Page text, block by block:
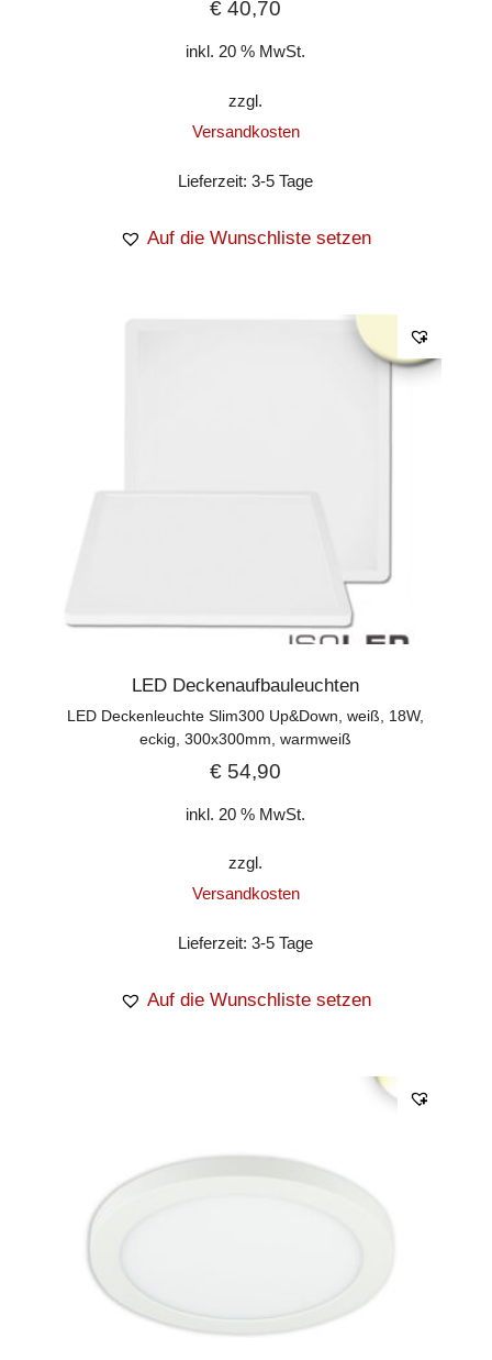
€ 40,70
inkl. 20 % MwSt.
zzgl.
Versandkosten
Lieferzeit:3-5 Tage
Auf die Wunschliste setzen
LED Deckenaufbauleuchten
LED Deckenleuchte Slim300 Up&Down, weiß, 18W,
eckig, 300x300mm, warmweiß
€ 54,90
inkl. 20 % MwSt.
zzgl.
Versandkosten
Lieferzeit:3-5 Tage
Auf die Wunschliste setzen